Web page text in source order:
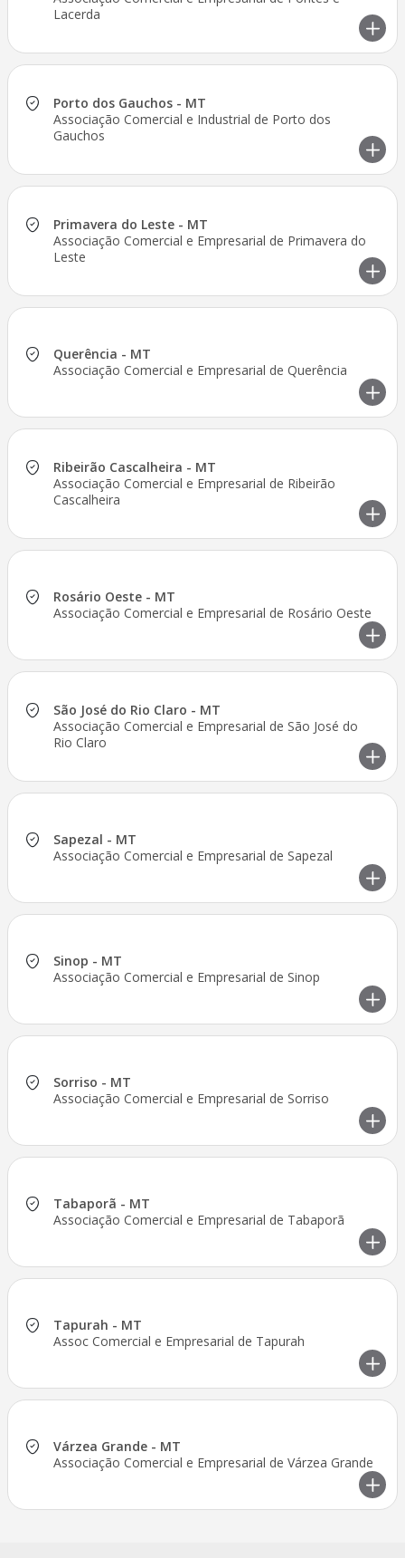
Lacerda
Porto dos Gauchos - MT
Associação Comercial e Industrial de Porto dos
Gauchos
Primavera do Leste - MT
Associação Comercial e Empresarial de Primavera do
Leste
Querência - MT
Associação Comercial e Empresarial de Querência
Ribeirão Cascalheira - MT
Associação Comercial e Empresarial de Ribeirão
Cascalheira
Rosário Oeste - MT
Associação Comercial e Empresarial de Rosário Oeste
São José do Rio Claro - MT
Associação Comercial e Empresarial de São José do
Rio Claro
Sapezal - MT
Associação Comercial e Empresarial de Sapezal
Sinop - MT
Associação Comercial e Empresarial de Sinop
Sorriso - MT
Associação Comercial e Empresarial de Sorriso
Tabaporã - MT
Associação Comercial e Empresarial de Tabaporã
Tapurah - MT
Assoc Comercial e Empresarial de Tapurah
Várzea Grande - MT
Associação Comercial e Empresarial de Várzea Grande